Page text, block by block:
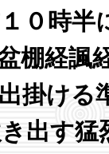
０時半
棚経諷
掛ける
出す猛